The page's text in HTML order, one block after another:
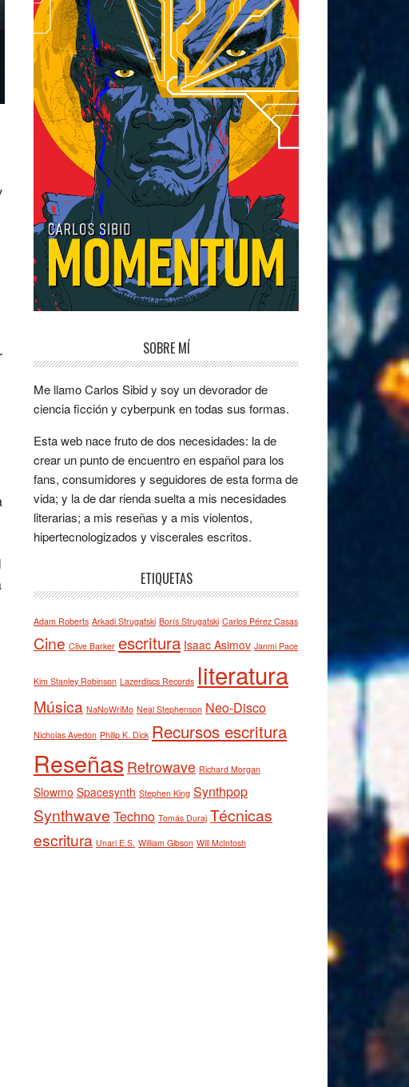
SOBRE MÍ
Me llamo Carlos Sibid y soy un devorador de
ciencia ficción y cyberpunk en todas sus formas.
Esta web nace fruto de dos necesidades: la de
crear un punto de encuentro en español para los
fans, consumidores y seguidores de esta forma de
vida; y la de dar rienda suelta a mis necesidades
literarias; a mis reseñas y a mis violentos,
hipertecnologizados y viscerales escritos.
ETIQUETAS
Adam Roberts Arkadi Strugatski Borís Strugatski Carlos Pérez Casas
Cine Clive Barker escritura Isaac Asimov Janmi Pace
Kim Stanley Robinson Lazerdiscs Records literatura
Música NaNoWriMo Neal Stephenson Neo-Disco
Nicholas Avedon Philip K. Dick Recursos escritura
Reseñas Retrowave Richard Morgan
Slowmo Spacesynth Stephen King Synthpop
Synthwave Techno Tomás Duraj Técnicas
escritura Unari E.S. William Gibson Will McIntosh